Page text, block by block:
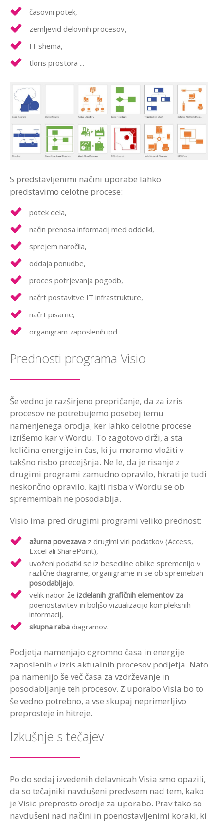
časovni potek,
zemljevid delovnih procesov,
IT shema,
tloris prostora ...
S predstavljenimi načini uporabe lahko
predstavimo celotne procese:
potek dela,
način prenosa informacij med oddelki,
sprejem naročila,
oddaja ponudbe,
proces potrjevanja pogodb,
načrt postavitve IT infrastrukture,
načrt pisarne,
organigram zaposlenih ipd.
Prednosti programa Visio
Še vedno je razširjeno prepričanje, da za izris
procesov ne potrebujemo posebej temu
namenjenega orodja, ker lahko celotne procese
izrišemo kar v Wordu. To zagotovo drži, a sta
količina energije in čas, ki ju moramo vložiti v
takšno risbo precejšnja. Ne le, da je risanje z
drugimi programi zamudno opravilo, hkrati je tudi
neskončno opravilo, kajti risba v Wordu se ob
spremembah ne posodablja.
Visio ima pred drugimi programi veliko prednost:
ažurna povezava z drugimi viri podatkov (Access,
Excel ali SharePoint),
uvoženi podatki se iz besedilne oblike spremenijo v
različne diagrame, organigrame in se ob spremebah
posodabljajo,
velik nabor že izdelanih grafičnih elementov za
poenostavitev in boljšo vizualizacijo kompleksnih
informacij,
skupna raba diagramov.
Podjetja namenjajo ogromno časa in energije
zaposlenih v izris aktualnih procesov podjetja. Nato
pa namenijo še več časa za vzdrževanje in
posodabljanje teh procesov. Z uporabo Visia bo to
še vedno potrebno, a vse skupaj neprimerljivo
preprosteje in hitreje.
Izkušnje s tečajev
Po do sedaj izvedenih delavnicah Visia smo opazili,
da so tečajniki navdušeni predvsem nad tem, kako
je Visio preprosto orodje za uporabo. Prav tako so
navdušeni nad načini in poenostavljenimi koraki, ki